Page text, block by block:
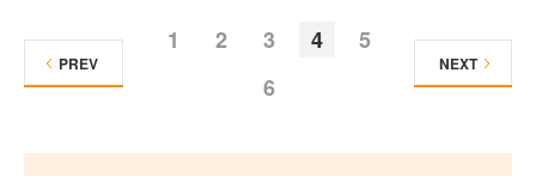
1 2 3 4
5
6
PREV NEXT